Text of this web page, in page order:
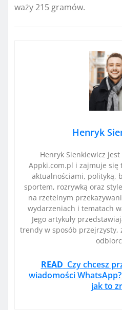
waży 215 gramów.
Henryk
Henryk Sienkiewicz
Appki.com.pl i zajmuje się
aktualnościami, polityką,
sportem, rozrywką oraz
na rzetelnym
wydarzeniach i tematach
Jego artykuły
trendy w sposób przejrzysty,
READ Czy chcesz
wiadomości
jak to